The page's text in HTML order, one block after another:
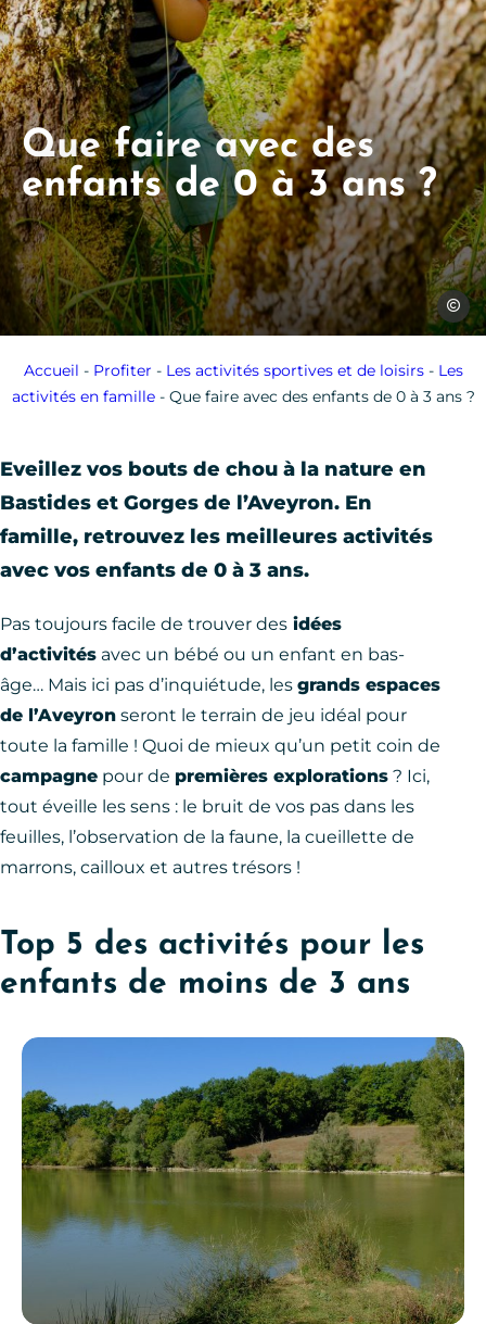
Les
Que faire avec des
enfants de 0 à 3 ans ?
Accueil - Profiter - Les activités sportives et de loisirs- Les
activités en famille- Que faire avec des enfants de 0 à 3 ans ?
Eveillez vos bouts de chou à la nature en
Bastides et Gorges de l’Aveyron. En
famille, retrouvez les meilleures activités
avec vos enfants de 0 à 3 ans.
Pas toujours facile de trouver des idées
d’activités avec un bébé ou un enfant en bas-
âge… Mais ici pas d’inquiétude, les grands espaces
de l’Aveyron seront le terrain de jeu idéal pour
toute la famille ! Quoi de mieux qu’un petit coin de
campagne pour de premières explorations ? Ici,
tout éveille les sens : le bruit de vos pas dans les
feuilles, l’observation de la faune, la cueillette de
marrons, cailloux et autres trésors !
Top 5 des activités pour les
enfants de moins de 3 ans
Lac de Bannac, Aveyron